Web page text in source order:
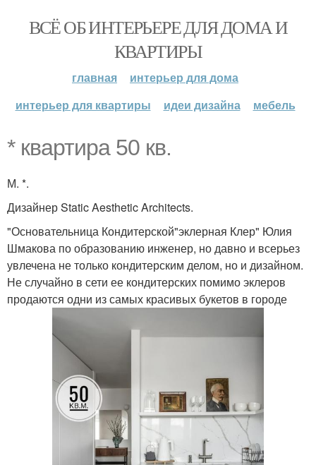
ВСЁ ОБ ИНТЕРЬЕРЕ ДЛЯ ДОМА И
КВАРТИРЫ
главная
интерьер для дома
интерьер для квартиры
идеи дизайна мебель
* квартира 50 кв.
М. *.
Дизайнер Static Aesthetic Architects.
"Основательница Кондитерской"эклерная Клер" Юлия
Шмакова по образованию инженер, но давно и всерьез
увлечена не только кондитерским делом, но и дизайном.
Не случайно в сети ее кондитерских помимо эклеров
продаются одни из самых красивых букетов в городе